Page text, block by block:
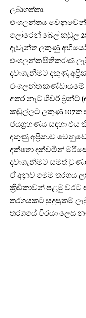
ලබාගත්තා.
එංගලන්තය
ලෝරෙන් බෙල් කඩුලු
දැවැන්ත ලකුණු
එංගලන්ත පිතිකරණ
දවාගැනීමට දකුණු
එංගලන්ත කණ්ඩායමේ
අතර නැට් ශිවර් බ්‍රන්ට්
කඩුල්ලට ලකුණු 107ක
ජයග්‍රහණය සඳහා එය
දකුණු අප්‍රිකාව
දක්ෂතා දක්වමින්
දවාගැනීමට සමත්
ඒ අනුව මෙම තරගය
ක්‍රීඩිකාවන් පළමු
තරගයකට සුදුසුකම්
තරගයේ වීරයා ලෙස